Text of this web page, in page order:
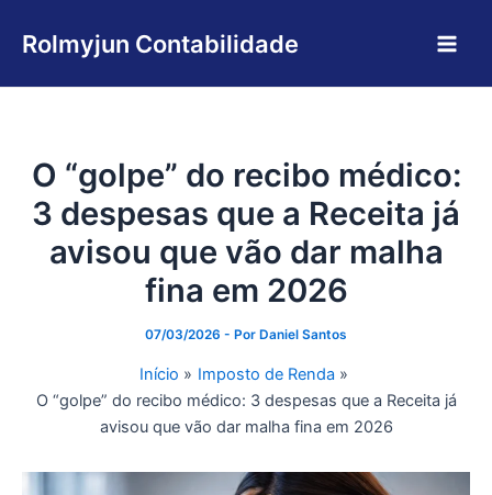
para
conteúdo
Rolmyjun Contabilidade
O “golpe” do recibo médico:
3 despesas que a Receita já
avisou que vão dar malha
fina em 2026
07/03/2026 - Por Daniel Santos
Início
Imposto de Renda
O “golpe” do recibo médico: 3 despesas que a Receita já
avisou que vão dar malha fina em 2026